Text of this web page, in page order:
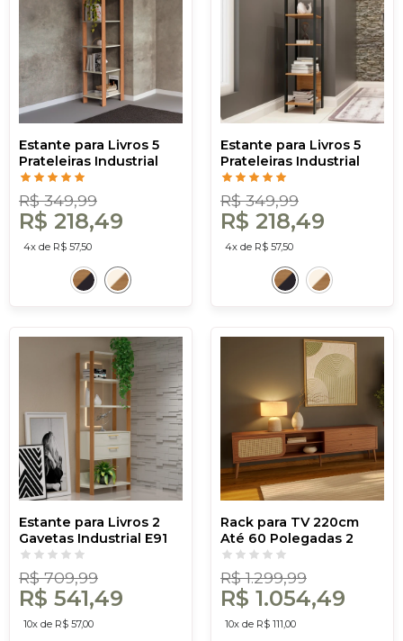
Estante para Livros 5
Prateleiras Industrial
Off White/Freijó - Dalla
Costa
R$ 349,99
R$ 218,49
4x de R$ 57,50
Estante para Livros 5
Prateleiras Industrial
Freijó/Preto - Dalla
Costa
R$ 349,99
R$ 218,49
4x de R$ 57,50
Estante para Livros 2
Gavetas Industrial E91
Wj Off White/Freijó -
Dalla Costa
R$ 709,99
R$ 541,49
10x de R$ 57,00
Rack para TV 220cm
Até 60 Polegadas 2
Gavetas 1 Porta Curve
Pinhão com Palha -
Dalla Costa
R$ 1.299,99
R$ 1.054,49
10x de R$ 111,00